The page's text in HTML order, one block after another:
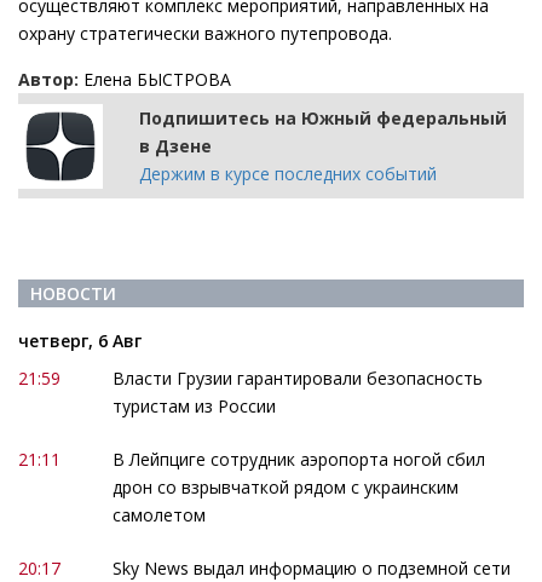
осуществляют комплекс мероприятий, направленных на
охрану стратегически важного путепровода.
Автор: Елена БЫСТРОВА
Подпишитесь на Южный федеральный
в Дзене
Держим в курсе последних событий
НОВОСТИ
четверг, 6 Авг
21:59
Власти Грузии гарантировали безопасность
туристам из России
21:11
В Лейпциге сотрудник аэропорта ногой сбил
дрон со взрывчаткой рядом с украинским
самолетом
20:17
Sky News выдал информацию о подземной сети